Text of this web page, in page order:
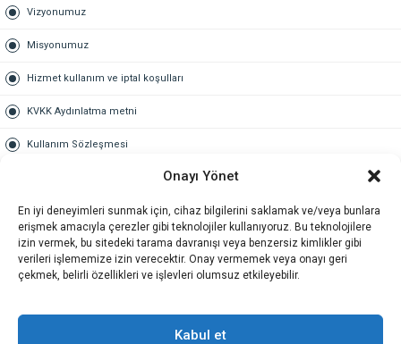
Onayı Yönet
En iyi deneyimleri sunmak için, cihaz bilgilerini saklamak ve/veya bunlara
erişmek amacıyla çerezler gibi teknolojiler kullanıyoruz. Bu teknolojilere
izin vermek, bu sitedeki tarama davranışı veya benzersiz kimlikler gibi
verileri işlememize izin verecektir. Onay vermemek veya onayı geri
çekmek, belirli özellikleri ve işlevleri olumsuz etkileyebilir.
Kabul et
Vizyonumuz
Misyonumuz
Hizmet kullanım ve iptal koşulları
KVKK Aydınlatma metni
Kullanım Sözleşmesi
Gold üyelik nedir
Kariyer